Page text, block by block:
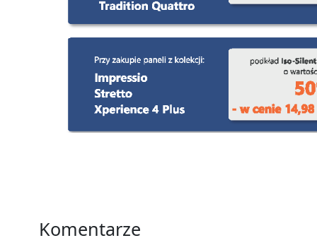
Komentarze